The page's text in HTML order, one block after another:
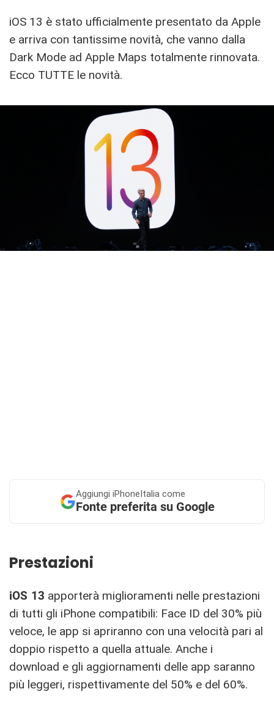
iOS 13 è stato ufficialmente presentato da Apple
e arriva con tantissime novità, che vanno dalla
Dark Mode ad Apple Maps totalmente rinnovata.
Ecco TUTTE le novità.
Aggiungi iPhoneItalia come
Fonte preferita su Google
Prestazioni
iOS 13 apporterà miglioramenti nelle prestazioni
di tutti gli iPhone compatibili: Face ID del 30% più
veloce, le app si apriranno con una velocità pari al
doppio rispetto a quella attuale. Anche i
download e gli aggiornamenti delle app saranno
più leggeri, rispettivamente del 50% e del 60%.